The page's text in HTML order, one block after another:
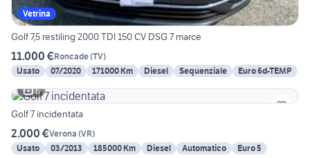
Vetrina
Golf 7,5 restiling 2000 TDI 150 CV DSG 7 marce
11.000 €Roncade(TV)
Usato
07/2020 171000 Km Diesel Sequenziale
Euro 6d-TEMP
6
Golf 7 incidentata
2.000 €Verona (VR)
Usato
03/2013 185000 Km Diesel Automatico Euro 5